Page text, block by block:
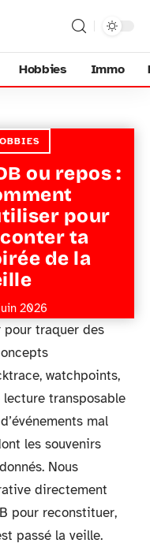
Hobbies Immo
ou repos :
pour
ta
de la
2026
pour traquer des
watchpoints,
transposable
mal
les souvenirs
Nous
directement
pour reconstituer,
passé la veille.